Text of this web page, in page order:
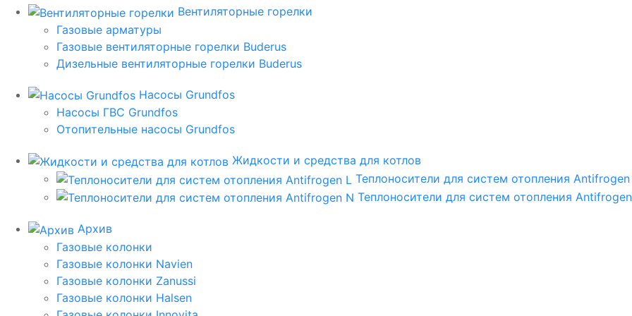
Вентиляторные горелки
Газовые арматуры
Газовые вентиляторные горелки Buderus
Дизельные вентиляторные горелки Buderus
Насосы Grundfos
Насосы ГВС Grundfos
Отопительные насосы Grundfos
Жидкости и средства для котлов
Теплоносители для систем отопления
Теплоносители для систем отопления
Архив
Газовые колонки
Газовые колонки Navien
Газовые колонки Zanussi
Газовые колонки Halsen